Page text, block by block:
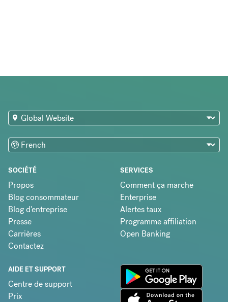
SOCIÉTÉ
Propos
Blog consommateur
Blog d'entreprise
Presse
Carrières
Contactez
SERVICES
Comment ça marche
Enterprise
Alertes taux
Programme affiliation
Open Banking
AIDE ET SUPPORT
Centre de support
Prix